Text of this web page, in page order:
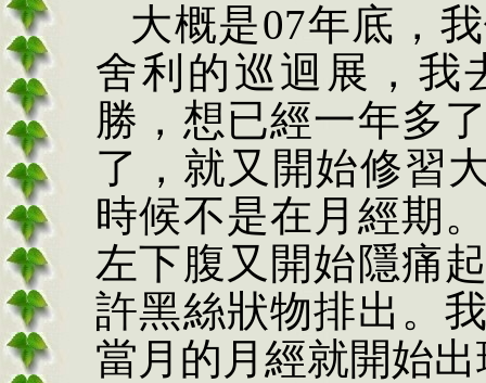
大概是07年底，
舍利的巡迴展，我
勝，想已經一年多
了，就又開始修習
時候不是在月經期
左下腹又開始隱痛
許黑絲狀物排出。
當月的月經就開始